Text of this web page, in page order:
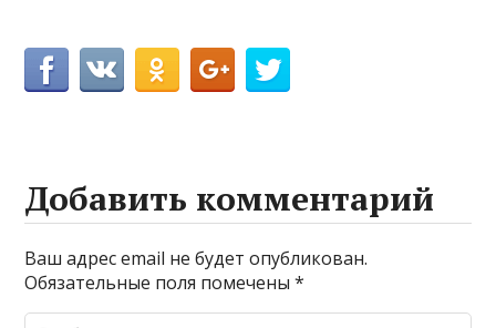
Добавить комментарий
Ваш адрес email не будет опубликован.
Обязательные поля помечены*